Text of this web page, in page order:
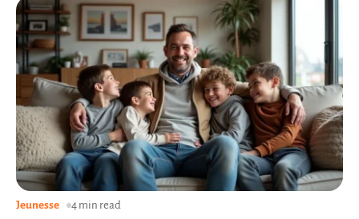
Jeunesse 4 min read